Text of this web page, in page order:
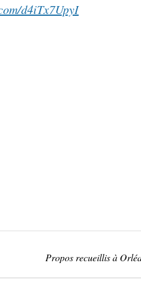
d4iTx7UpyI
Propos recueillis à